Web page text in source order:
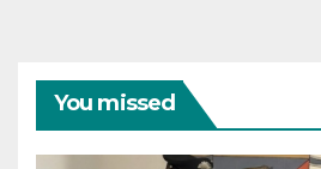
You missed